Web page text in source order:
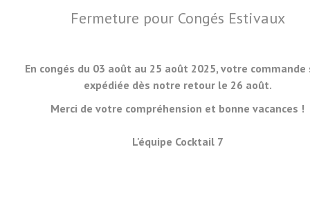
MENU
Fermeture pour Congés Estivaux
En congés du 03 août au 25 août 2025, votre commande
expédiée dès notre retour le 26 août.
Merci de votre compréhension et bonne vacances !
L'équipe Cocktail 7